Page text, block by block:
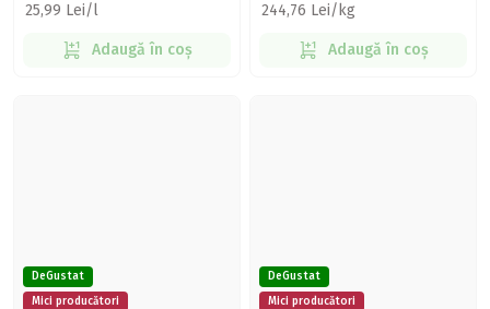
25,99 Lei/l
Adaugă în coș
244,76 Lei/kg
Adaugă în coș
DeGustat
Mici producători
DeGustat
Mici producători